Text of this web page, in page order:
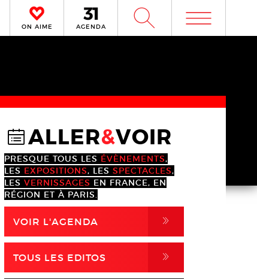
ON AIME AGENDA W m
@ALLER&VOIR
PRESQUE TOUS LES ÉVÈNEMENTS,
LES EXPOSITIONS, LES SPECTACLES,
LES VERNISSAGES EN FRANCE, EN
RÉGION ET À PARIS.
VOIR L'AGENDA ,
TOUS LES EDITOS ,